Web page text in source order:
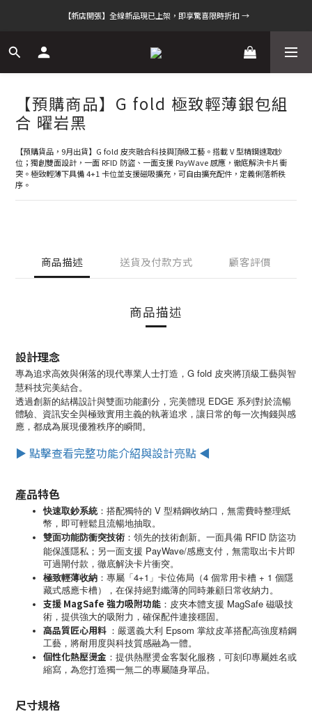
【新店開張】全線新品現已上架，即享驚喜限時折扣 →
【預購商品】G fold 極致輕薄銀包組
合 曜岩黑
【預購貨品，9月出貨】G fold 皮夾融合科技與頂級工藝。搭載 V 型精鋼速取鈔
位；獨創雙面設計，一面 RFID 防盜、一面支援 PayWave 感應，徹底解決卡片衝
突。極致輕薄下具備 4+1 卡位並支援磁吸擴充，可自由擴充配件，定義俐落新秩
序。
商品描述 送貨及付款方式 顧客評價
商品描述
設計理念
專為追求高效與俐落的現代專業人士打造，G fold 皮夾將頂級工藝與智
慧科技完美結合。
透過創新的結構設計與雙面功能劃分，完美體現 EDGE 系列對於流暢
體驗、資訊安全與極致實用主義的執著追求，讓日常的每一次掏錢與感
應，都成為展現優雅秩序的瞬間。
▶ 點擊查看完整功能介紹與設計亮點 ◀
產品特色
快速取鈔系統： 搭配獨特的 V 型精鋼收納口，無需費時整理紙
幣，即可輕鬆且流暢地抽取。
雙面功能防衝突技術 ： 領先的技術創新。一面具備 RFID 防盜功
能保護隱私；另一面支援 PayWave/感應支付，無需取出卡片即
可過閘付款，徹底解決卡片衝突。
極致輕薄收納 ： 專屬「 4+1 」卡位佈局（4 個常用卡槽 + 1 個隱
藏式感應卡槽），在保持絕對纖薄的同時兼顧日常收納力。
支援 MagSafe 強力吸附功能 ：皮夾本體支援 MagSafe 磁吸技
術，提供強大的吸附力，確保配件連接穩固。
高品質匠心用料 ： 嚴選義大利 Epsom 掌紋皮革搭配高強度精鋼
工藝，將耐用度與科技質感融為一體。
個性化熱壓燙金 ： 提供熱壓燙金客製化服務，可刻印專屬姓名或
縮寫，為您打造獨一無二的專屬隨身單品。
尺寸規格